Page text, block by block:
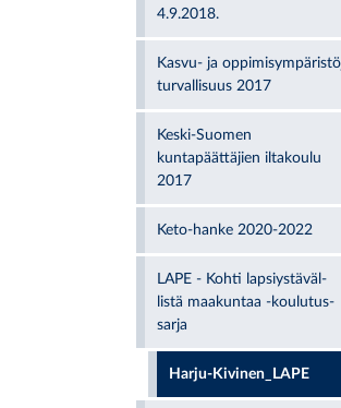
4.9.2018.
Kasvu- ja
turvallisuus 2017
Keski-Suomen
kuntapäättäjien iltakoulu
2017
Keto-hanke 2020-2022
LAPE - Koh­ti lap­siys­tä­väl­
listä maa­kun­taa -kou­lu­tus­
sar­ja
Harju-Kivinen_LAPE